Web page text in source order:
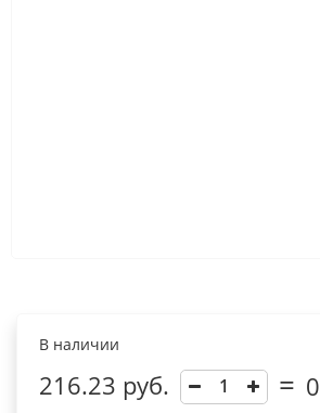
В наличии
216.23 руб. 0